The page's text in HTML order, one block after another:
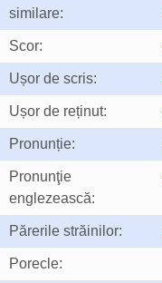
similare:
Scor:
Ușor de scris:
Ușor de reținut:
Pronunție:
Pronunţie
englezească:
Părerile străinilor:
Porecle: